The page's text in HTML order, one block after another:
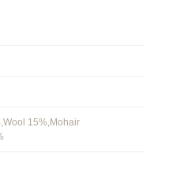
15%,Mohair